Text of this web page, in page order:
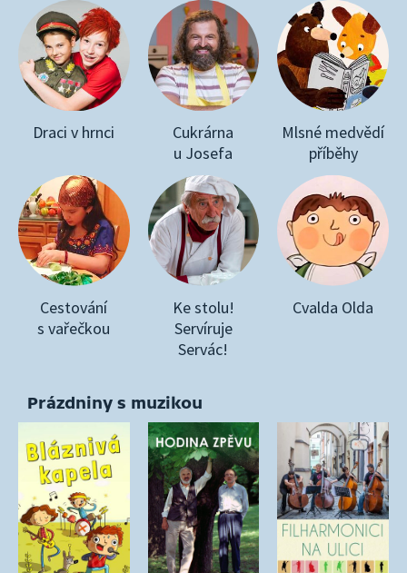
Draci v hrnci
Cukrárna
u Josefa
Mlsné medvědí
příběhy
Cestování
s vařečkou
Ke stolu!
Servíruje
Servác!
Cvalda Olda
Prázdniny s muzikou